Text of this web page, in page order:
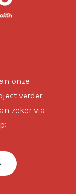
onze
verder
zeker via